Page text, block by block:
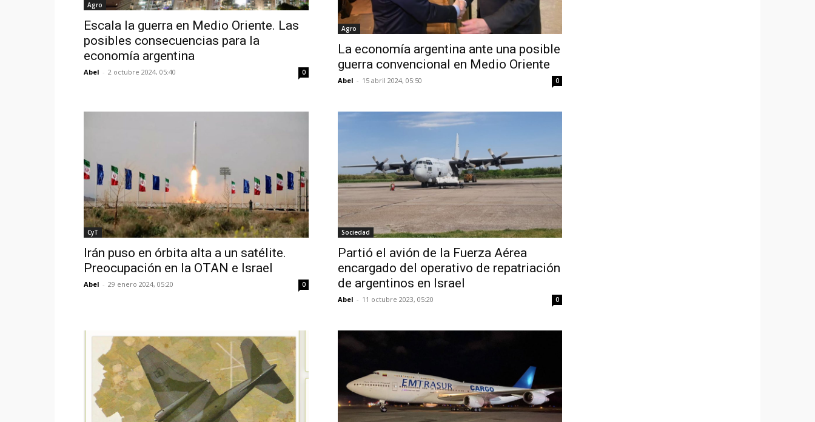
Agro
Escala la guerra en Medio Oriente. Las
posibles consecuencias para la
economía argentina
Abel - 2 octubre 2024, 05:40 0
Agro
La economía argentina ante una posible
guerra convencional en Medio Oriente
Abel - 15 abril 2024, 05:50 0
CyT
Irán puso en órbita alta a un satélite.
Preocupación en la OTAN e Israel
Abel - 29 enero 2024, 05:20 0
Sociedad
Partió el avión de la Fuerza Aérea
encargado del operativo de repatriación
de argentinos en Israel
Abel - 11 octubre 2023, 05:20 0